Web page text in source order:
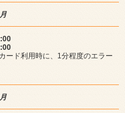
ード利用時に、1分程度のエラー